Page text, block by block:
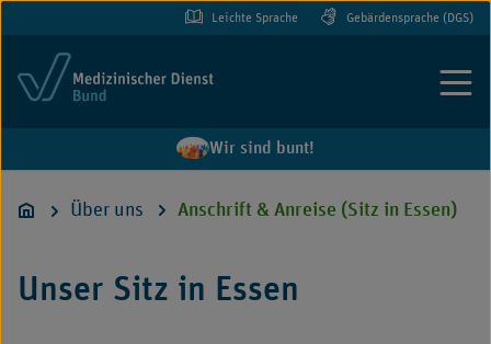
Leichte Sprache Gebärdensprache (DGS)
Menü
Wir sind bunt!
Über uns Anschrift & Anreise (Sitz in Essen)
Unser Sitz in Essen